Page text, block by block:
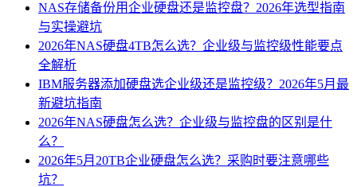
NAS存储备份用企业硬盘还是监控盘？2026年选型指南
与实操避坑
2026年NAS硬盘4TB怎么选？企业级与监控级性能要点
全解析
IBM服务器添加硬盘选企业级还是监控级？2026年5月最
新避坑指南
2026年NAS硬盘怎么选？企业级与监控盘的区别是什
么？
2026年5月20TB企业硬盘怎么选？采购时要注意哪些
坑？